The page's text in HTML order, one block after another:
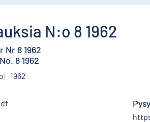
N:o 8 1962
8 1962
8 1962
1962